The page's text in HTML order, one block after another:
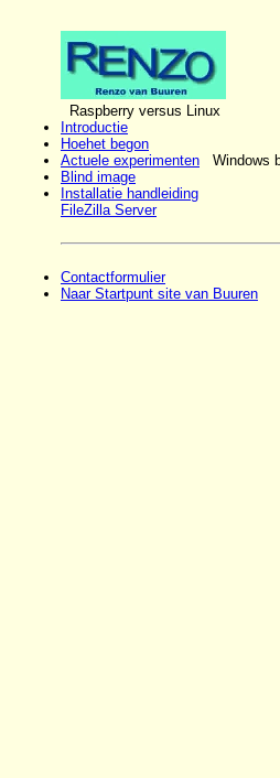
Raspberry versus Linux
Introductie
Hoehet begon
Actuele experimenten Windows
Blind image
Installatie handleiding
FileZilla Server
Contactformulier
Naar Startpunt site van Buuren